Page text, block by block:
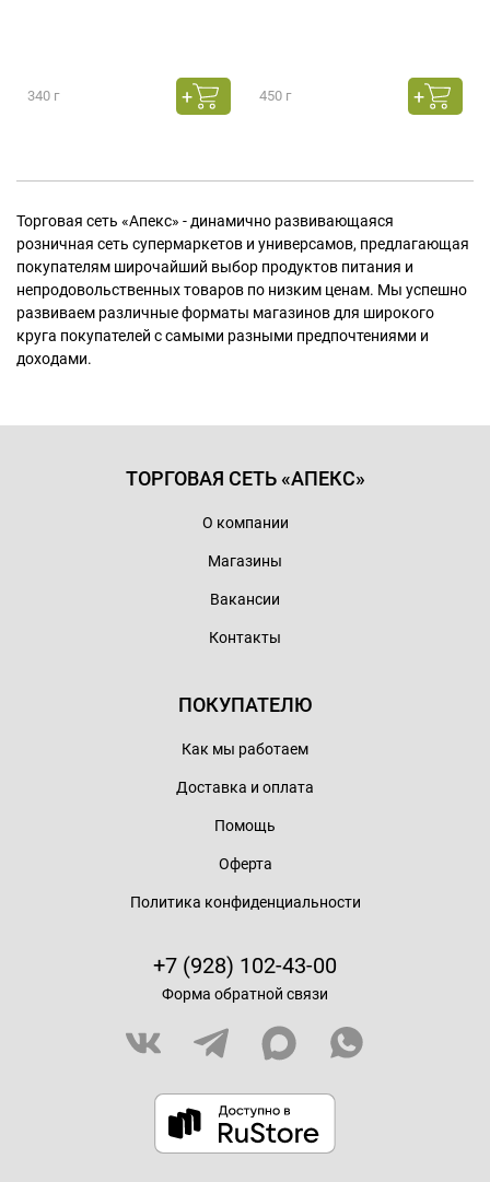
340 г 450 г
Торговая сеть «Апекс» - динамично развивающаяся
розничная сеть супермаркетов и универсамов, предлагающая
покупателям широчайший выбор продуктов питания и
непродовольственных товаров по низким ценам. Мы успешно
развиваем различные форматы магазинов для широкого
круга покупателей с самыми разными предпочтениями и
доходами.
ТОРГОВАЯ СЕТЬ «АПЕКС»
О компании
Магазины
Вакансии
Контакты
ПОКУПАТЕЛЮ
Как мы работаем
Доставка и оплата
Помощь
Оферта
Политика конфиденциальности
+7 (928) 102-43-00
Форма обратной связи